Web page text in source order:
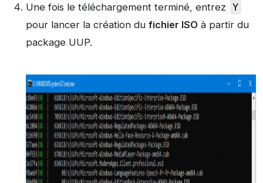
Une fois le téléchargement terminé, entrez
Y
pour lancer la création du fichier ISO à partir du
package UUP.